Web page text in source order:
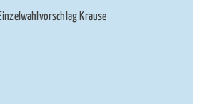
Krause